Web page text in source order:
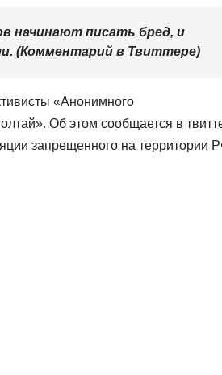
начинают писать бред, и
(Комментарий в Твиттере)
«Анонимного
Об этом сообщается в
запрещенного на территории